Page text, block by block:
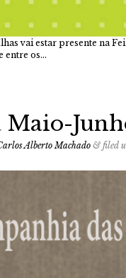
vai estar presente na
entre os…
Maio-
Alberto Machado & filed